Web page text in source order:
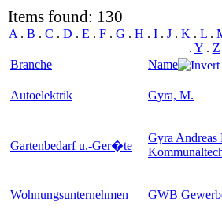
Items found: 130
A . B . C . D . E . F . G . H . I . J . K . L .
. Y. Z
Branche
Name
Autoelektrik Gyra, M.
Gartenbedarf u.-Ger�te
Gyra Andreas
Wohnungsunternehmen GWB